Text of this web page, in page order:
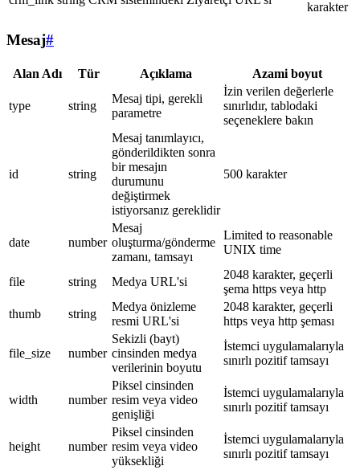
karakter
Mesaj#
Alan Adı Tür Açıklama Azami boyut
type string
Mesaj tipi, gerekli
parametre
İzin verilen değerlerle
sınırlıdır, tablodaki
seçeneklere bakın
id string
Mesaj tanımlayıcı,
gönderildikten sonra
bir mesajın
durumunu
değiştirmek
istiyorsanız gereklidir
500 karakter
date number
Mesaj
oluşturma/gönderme
zamanı, tamsayı
Limited to reasonable
UNIX time
file string Medya URL'si
2048 karakter, geçerli
şema https veya http
thumb
string
Medya önizleme
resmi URL'si
2048 karakter, geçerli
https veya http şeması
file_size number
Sekizli (bayt)
cinsinden medya
verilerinin boyutu
İstemci uygulamalarıyla
sınırlı pozitif tamsayı
width number
Piksel cinsinden
resim veya video
genişliği
İstemci uygulamalarıyla
sınırlı pozitif tamsayı
height number
Piksel cinsinden
resim veya video
yüksekliği
İstemci uygulamalarıyla
sınırlı pozitif tamsayı